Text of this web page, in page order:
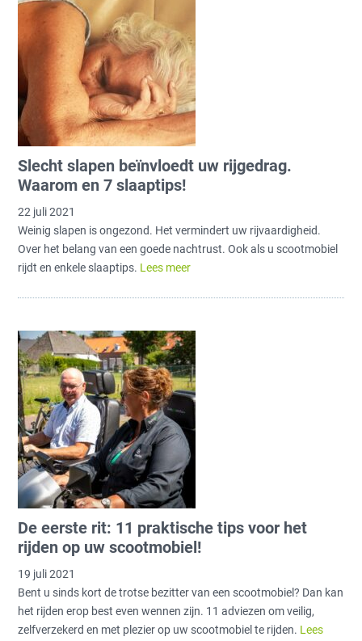
Slecht slapen beïnvloedt uw rijgedrag.
Waarom en 7 slaaptips!
22 juli 2021
Weinig slapen is ongezond. Het vermindert uw rijvaardigheid.
Over het belang van een goede nachtrust. Ook als u scootmobiel
rijdt en enkele slaaptips. Lees meer
De eerste rit: 11 praktische tips voor het
rijden op uw scootmobiel!
19 juli 2021
Bent u sinds kort de trotse bezitter van een scootmobiel? Dan kan
het rijden erop best even wennen zijn. 11 adviezen om veilig,
zelfverzekerd en met plezier op uw scootmobiel te rijden. Lees